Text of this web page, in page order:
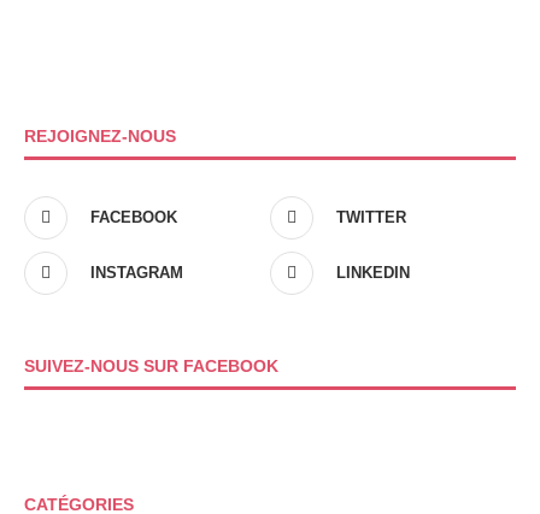
REJOIGNEZ-NOUS
FACEBOOK TWITTER
INSTAGRAM LINKEDIN
SUIVEZ-NOUS SUR FACEBOOK
CATÉGORIES